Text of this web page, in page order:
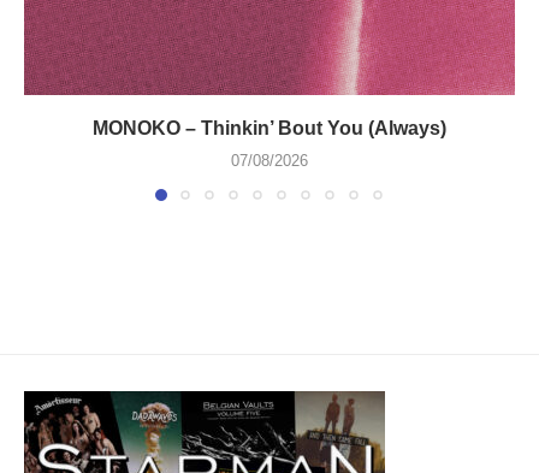
MONOKO – Thinkin’ Bout You (Always)
07/08/2026